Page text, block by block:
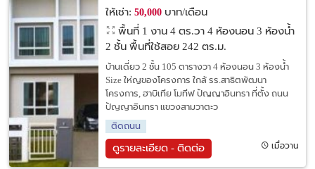
ให้เช่า: 50,000บาท/เดือน
พื้นที่ 1 งาน 4 ตร.วา 4 ห้องนอน 3 ห้องน้ำ
2 ชั้น พื้นที่ใช้สอย 242 ตร.ม.
บ้านเดี่ยว 2 ชั้น 105 ตารางวา 4 ห้องนอน 3 ห้องน้ำ
Size ให่ญของโครงการ ใกล้ รร.สาธิตพัฒนา
โครงการ, ฮาบิเทีย โมทีฟ ปัญญาอินทรา ที่ตั้ง ถนน
ปัญญาอินทรา แขวงสามวาตะว
ติดถนน
ดูรายละเอียด - ติดต่อ เมื่อวาน